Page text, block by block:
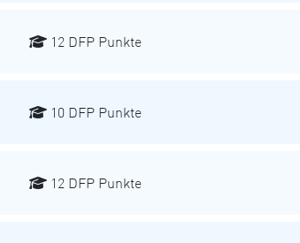
12 DFP Punkte
10 DFP Punkte
12 DFP Punkte